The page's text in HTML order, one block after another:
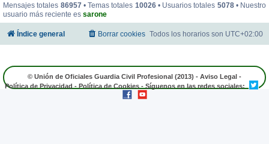
Mensajes totales 86957• Temas totales 10026• Usuarios totales 5078• Nuestro
usuario más reciente es sarone
Índice general Todos los horarios son UTC+02:00
Borrar cookies
© Unión de Oficiales Guardia Civil Profesional (2013) - Aviso Legal -
Política de Privacidad - Política de Cookies - Síguenos en las redes sociales: